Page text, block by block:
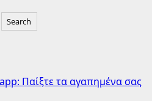
Search
Παίξτε τα αγαπημένα σας